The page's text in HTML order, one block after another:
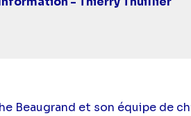
Beaugrand et son équipe de